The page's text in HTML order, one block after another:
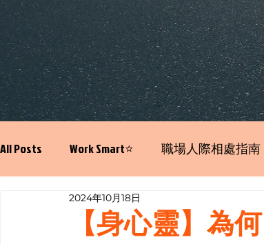
All Posts Work Smart⭐️ 職場人際相處指南
寫履歷表嘅技巧📝【身心靈】為
2024年10月18日